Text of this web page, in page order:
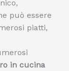
può essere
piatti,
in cucina